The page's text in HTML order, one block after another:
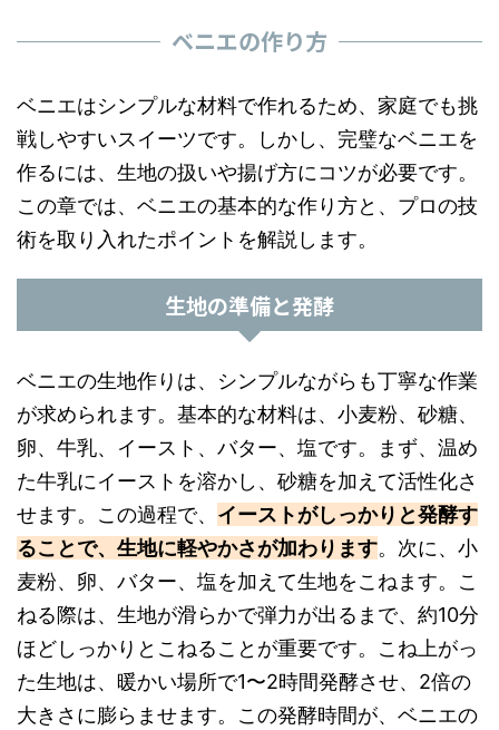
ベニエの作り方
ベニエはシンプルな材料で作れるため、家庭でも挑
戦しやすいスイーツです。しかし、完璧なベニエを
作るには、生地の扱いや揚げ方にコツが必要です。
この章では、ベニエの基本的な作り方と、プロの技
術を取り入れたポイントを解説します。
生地の準備と発酵
ベニエの生地作りは、シンプルながらも丁寧な作業
が求められます。基本的な材料は、小麦粉、砂糖、
卵、牛乳、イースト、バター、塩です。まず、温め
た牛乳にイーストを溶かし、砂糖を加えて活性化さ
せます。この過程で、 イーストがしっかりと発酵す
ることで、生地に軽やかさが加わります。次に、小
麦粉、卵、バター、塩を加えて生地をこねます。こ
ねる際は、生地が滑らかで弾力が出るまで、約10分
ほどしっかりとこねることが重要です。こね上がっ
た生地は、暖かい場所で1〜2時間発酵させ、2倍の
大きさに膨らませます。この発酵時間が、ベニエの